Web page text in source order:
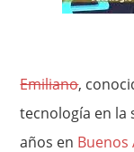
Emiliano,
tecnología en la
años en Buenos